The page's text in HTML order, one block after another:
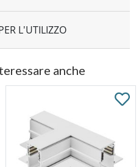
L'UTILIZZO
anche